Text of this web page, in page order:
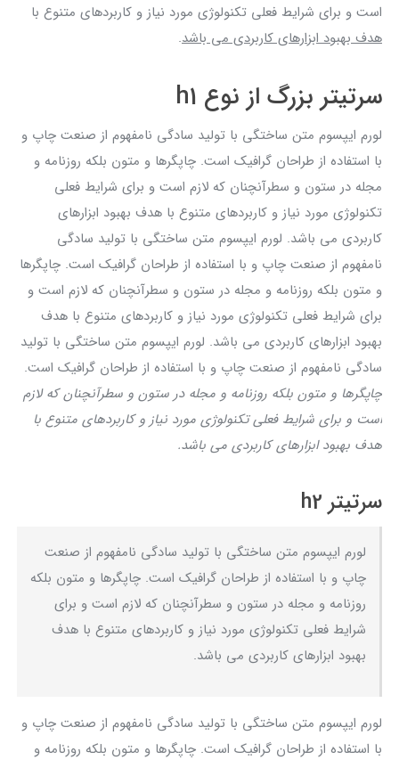
است و برای شرایط فعلی تکنولوژی مورد نیاز و کاربردهای متنوع با
هدف بهبود ابزارهای کاربردی می باشد.
سرتیتر بزرگ از نوع h1
لورم ایپسوم متن ساختگی با تولید سادگی نامفهوم از صنعت چاپ و
با استفاده از طراحان گرافیک است. چاپگرها و متون بلکه روزنامه و
مجله در ستون و سطرآنچنان که لازم است و برای شرایط فعلی
تکنولوژی مورد نیاز و کاربردهای متنوع با هدف بهبود ابزارهای
کاربردی می باشد. لورم ایپسوم متن ساختگی با تولید سادگی
نامفهوم از صنعت چاپ و با استفاده از طراحان گرافیک است. چاپگرها
و متون بلکه روزنامه و مجله در ستون و سطرآنچنان که لازم است و
برای شرایط فعلی تکنولوژی مورد نیاز و کاربردهای متنوع با هدف
بهبود ابزارهای کاربردی می باشد. لورم ایپسوم متن ساختگی با تولید
سادگی نامفهوم از صنعت چاپ و با استفاده از طراحان گرافیک است.
چاپگرها و متون بلکه روزنامه و مجله در ستون و سطرآنچنان که لازم
است و برای شرایط فعلی تکنولوژی مورد نیاز و کاربردهای متنوع با
هدف بهبود ابزارهای کاربردی می باشد.
سرتیتر h2
لورم ایپسوم متن ساختگی با تولید سادگی نامفهوم از صنعت
چاپ و با استفاده از طراحان گرافیک است. چاپگرها و متون بلکه
روزنامه و مجله در ستون و سطرآنچنان که لازم است و برای
شرایط فعلی تکنولوژی مورد نیاز و کاربردهای متنوع با هدف
بهبود ابزارهای کاربردی می باشد.
لورم ایپسوم متن ساختگی با تولید سادگی نامفهوم از صنعت چاپ و
با استفاده از طراحان گرافیک است. چاپگرها و متون بلکه روزنامه و